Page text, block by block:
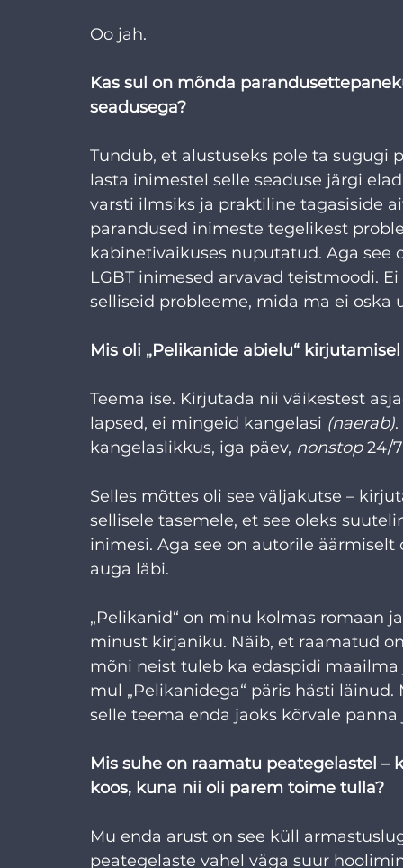
Oo jah.
Kas sul on mõnda
seadusega?
Tundub, et alustuseks pole ta sugugi
lasta inimestel selle seaduse järgi
varsti ilmsiks ja praktiline tagasiside
parandused inimeste tegelikest
kabinetivaikuses nuputatud. Aga
LGBT inimesed arvavad teistmoodi.
selliseid probleeme, mida ma ei oska
Mis oli „Pelikanide abielu“
Teema ise. Kirjutada nii väikestest
lapsed, ei mingeid kangelasi (naerab)
kangelaslikkus, iga päev, nonstop 24/
Selles mõttes oli see väljakutse –
sellisele tasemele, et see oleks
inimesi. Aga see on autorile
auga läbi.
„Pelikanid“ on minu kolmas romaan
minust kirjaniku. Näib, et raamatud
mõni neist tuleb ka edaspidi
mul „Pelikanidega“ päris hästi
selle teema enda jaoks kõrvale
Mis suhe on raamatu peategelastel –
koos, kuna nii oli parem toime tulla?
Mu enda arust on see küll
peategelaste vahel väga suur